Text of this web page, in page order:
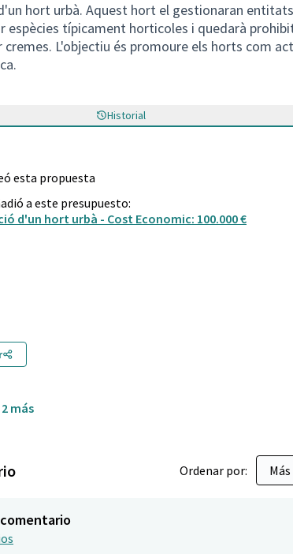
hort urbà. Aquest hort el gestionaran
espècies típicament horticoles i quedarà
L'objectiu és promoure els horts com
Historial
esta propuesta
a este presupuesto:
d'un hort urbà - Cost Economic: 100.000 €
2 más
Ordenar por: